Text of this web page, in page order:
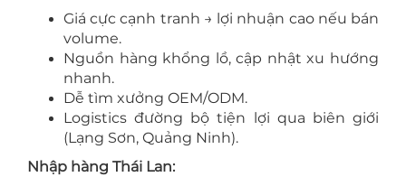
Giá cực cạnh tranh → lợi nhuận cao nếu bán
volume.
Nguồn hàng khổng lồ, cập nhật xu hướng
nhanh.
Dễ tìm xưởng OEM/ODM.
Logistics đường bộ tiện lợi qua biên giới
(Lạng Sơn, Quảng Ninh).
Nhập hàng Thái Lan: